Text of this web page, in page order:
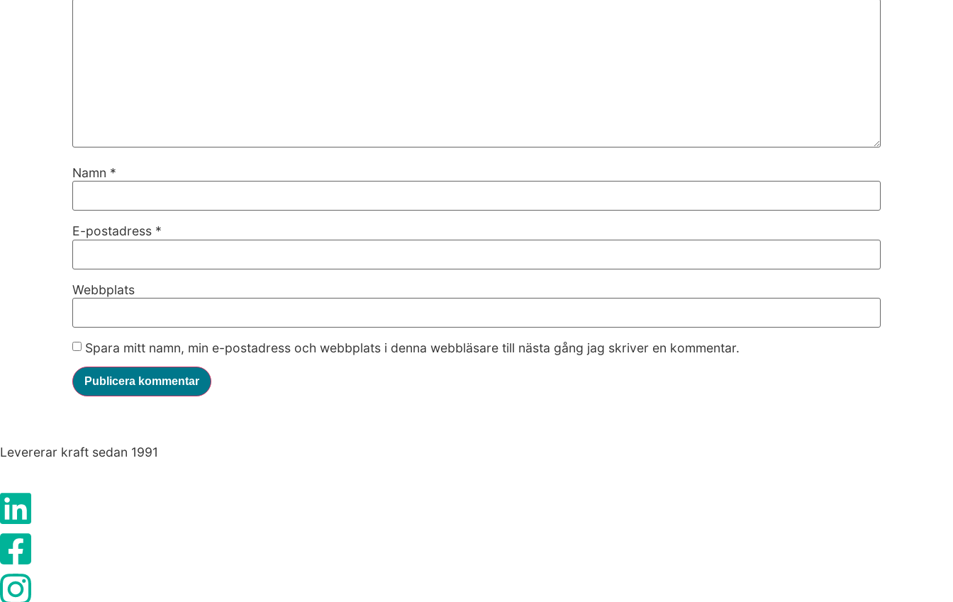
Namn *
E-postadress *
Webbplats
Spara mitt namn, min e-postadress och webbplats i denna webbläsare till nästa gång jag skriver en kommentar.
Levererar kraft sedan 1991
Nödvändiga
Dessa kakor
går inte att
behövs för
att hemsidan
över huvud
För att vi ska
funktionalitet
används.
Upplevelse
För att vår